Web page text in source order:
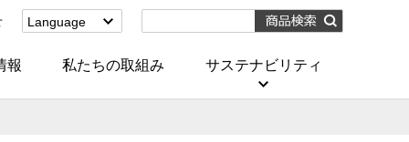
Language
(Corporate)
報 私たちの取組み サステナビリティ